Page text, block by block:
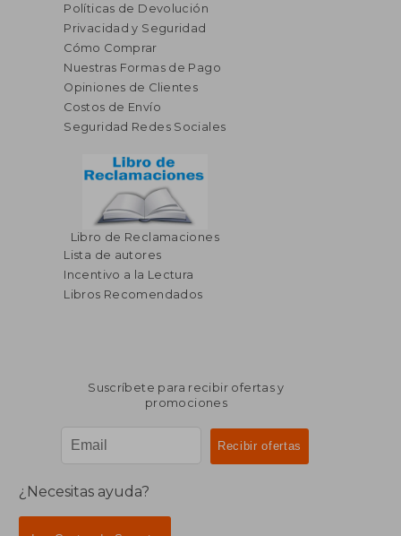
Políticas de Devolución
Privacidad y Seguridad
Cómo Comprar
Nuestras Formas de Pago
Opiniones de Clientes
Costos de Envío
Seguridad Redes Sociales
Libro de Reclamaciones
Lista de autores
Incentivo a la Lectura
Libros Recomendados
Suscríbete para recibir ofertas y
promociones
¿Necesitas ayuda?